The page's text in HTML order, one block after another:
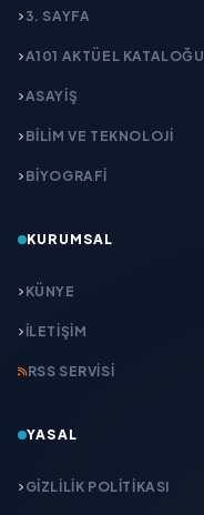
3. SAYFA
A101 AKTÜEL KATALOĞU
ASAYİŞ
BİLİM VE TEKNOLOJİ
BİYOGRAFİ
KURUMSAL
KÜNYE
İLETIŞIM
RSS SERVISI
YASAL
GIZLILIK POLITIKASI